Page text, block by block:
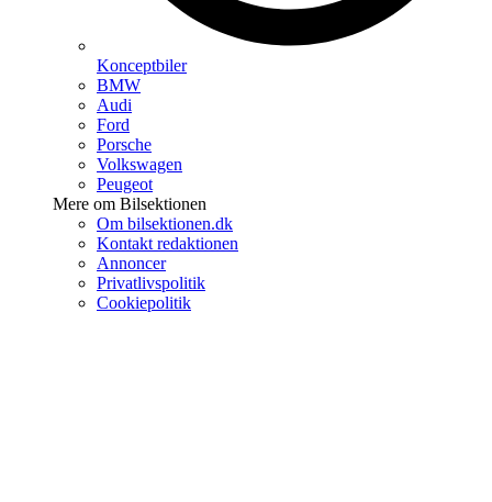
Konceptbiler
BMW
Audi
Ford
Porsche
Volkswagen
Peugeot
Mere om Bilsektionen
Om bilsektionen.dk
Kontakt redaktionen
Annoncer
Privatlivspolitik
Cookiepolitik